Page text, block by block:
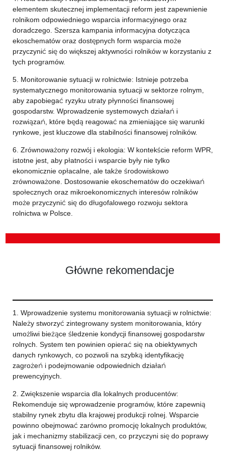
elementem skutecznej implementacji reform jest zapewnienie
rolnikom odpowiedniego wsparcia informacyjnego oraz
doradczego. Szersza kampania informacyjna dotycząca
ekoschematów oraz dostępnych form wsparcia może
przyczynić się do większej aktywności rolników w korzystaniu z
tych programów.
5. Monitorowanie sytuacji w rolnictwie: Istnieje potrzeba
systematycznego monitorowania sytuacji w sektorze rolnym,
aby zapobiegać ryzyku utraty płynności finansowej
gospodarstw. Wprowadzenie systemowych działań i
rozwiązań, które będą reagować na zmieniające się warunki
rynkowe, jest kluczowe dla stabilności finansowej rolników.
6. Zrównoważony rozwój i ekologia: W kontekście reform WPR,
istotne jest, aby płatności i wsparcie były nie tylko
ekonomicznie opłacalne, ale także środowiskowo
zrównoważone. Dostosowanie ekoschematów do oczekiwań
społecznych oraz mikroekonomicznych interesów rolników
może przyczynić się do długofalowego rozwoju sektora
rolnictwa w Polsce.
Główne rekomendacje
1. Wprowadzenie systemu monitorowania sytuacji w rolnictwie:
Należy stworzyć zintegrowany system monitorowania, który
umożliwi bieżące śledzenie kondycji finansowej gospodarstw
rolnych. System ten powinien opierać się na obiektywnych
danych rynkowych, co pozwoli na szybką identyfikację
zagrożeń i podejmowanie odpowiednich działań
prewencyjnych.
2. Zwiększenie wsparcia dla lokalnych producentów:
Rekomenduje się wprowadzenie programów, które zapewnią
stabilny rynek zbytu dla krajowej produkcji rolnej. Wsparcie
powinno obejmować zarówno promocję lokalnych produktów,
jak i mechanizmy stabilizacji cen, co przyczyni się do poprawy
sytuacji finansowej rolników.